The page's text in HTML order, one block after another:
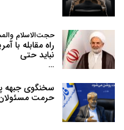
حجت‌الاسلام
راه مقابله با
نباید حتی
…
سخنگوی جبهه
حرمت